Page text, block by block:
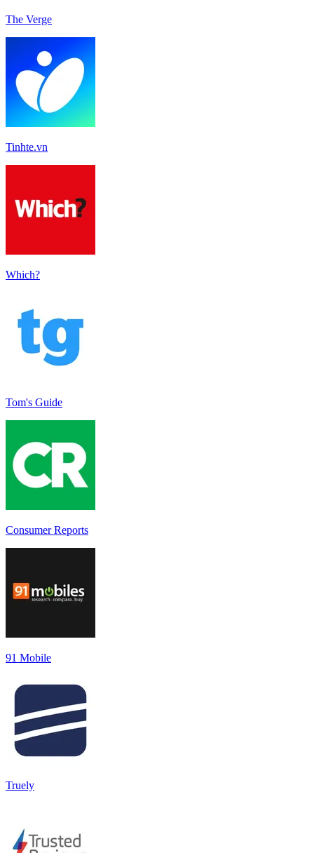
The Verge
Tinhte.vn
Which?
Tom's Guide
Consumer Reports
91 Mobile
Truely